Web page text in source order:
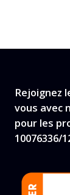
Rejoignez
vous avec
pour les
10076336/